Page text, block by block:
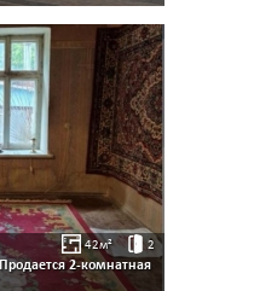
42м² 2
Продается 2-комнатная